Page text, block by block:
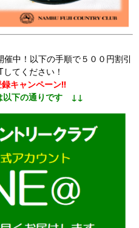
中！以下の手順で５００円割引
てください！
キャンペーン‼
下の通りです ↓↓